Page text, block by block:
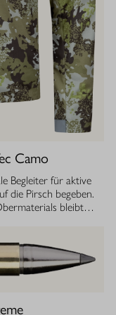
Camo
Begleiter für aktive
die Pirsch begeben.
bleibt
sorgt
können. Die
optimalen
anstrengenden
Ob im